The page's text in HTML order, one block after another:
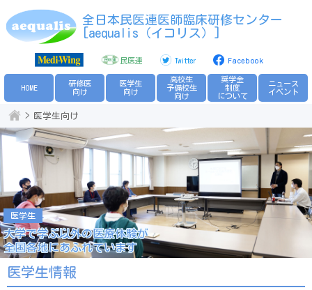
全日本民医連医師臨床研修センター
[aequalis（イコリス）]
民医連 Twitter Facebook
HOME
研修医
向け
医学生
向け
高校生
予備校生
向け
奨学金
制度
について
ニュース
イベント
医学生向け
医学生
大学で学ぶ以外の医療体験が
全国各地にあふれています
医学生
大学で学ぶ以外の医療体験が
全国各地にあふれています
医学生
大学で学ぶ以外の医療体験が
全国各地にあふれています
医学生情報